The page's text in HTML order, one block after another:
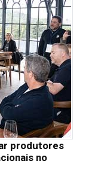
produtores
no